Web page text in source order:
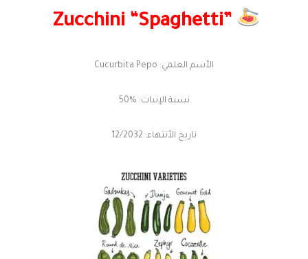
Zucchini “Spaghetti”
الأسم العلمي: Cucurbita Pepo
نسبة الإنبات: %50
تاريخ الأنتهاء: 12/2032